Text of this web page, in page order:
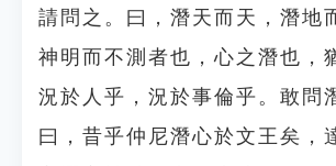
請問之。曰，潛天而天，潛地
神明而不測者也，心之潛也，
況於人乎，況於事倫乎。敢問
曰，昔乎仲尼潛心於文王矣，